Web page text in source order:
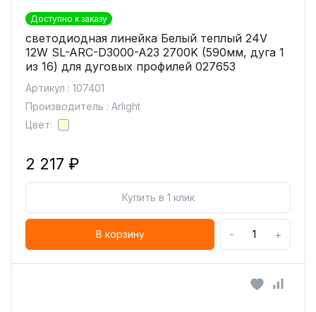
Доступно к заказу
светодиодная линейка Белый теплый 24V
12W SL-ARC-D3000-A23 2700K (590мм, дуга 1
из 16) для дуговых профилей 027653
Артикул : 107401
Производитель : Arlight
Цвет:
2 217 ₽
Купить в 1 клик
В корзину - +